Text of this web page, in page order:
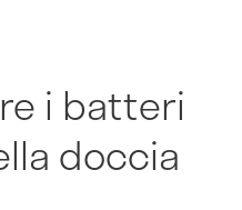
i batteri
doccia